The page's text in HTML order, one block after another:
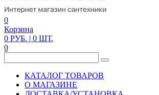
0
Корзина
0 РУБ. | 0 ШТ.
0
КАТАЛОГ ТОВАРОВ
О МАГАЗИНЕ